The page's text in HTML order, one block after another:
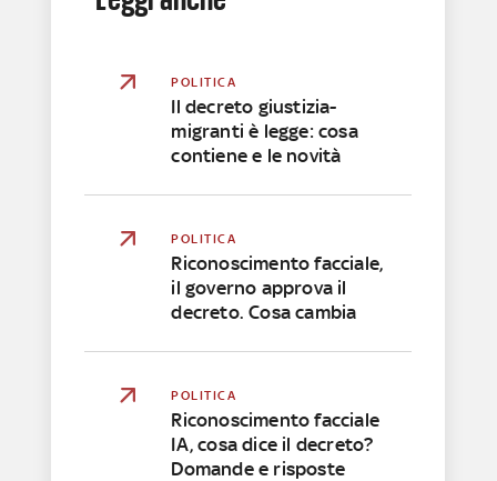
POLITICA
Il decreto giustizia-
migranti è legge: cosa
contiene e le novità
POLITICA
Riconoscimento facciale,
il governo approva il
decreto. Cosa cambia
POLITICA
Riconoscimento facciale
IA, cosa dice il decreto?
Domande e risposte